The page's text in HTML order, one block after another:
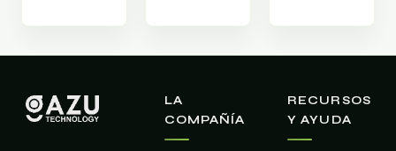
LA
COMPAÑÍA
RECURSOS
Y AYUDA